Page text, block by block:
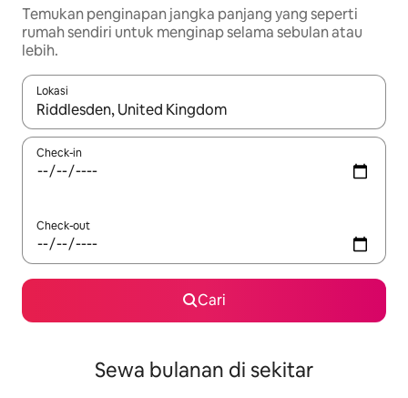
Temukan penginapan jangka panjang yang seperti
rumah sendiri untuk menginap selama sebulan atau
lebih.
Lokasi
Jika hasil yang dicari tersedia, telusuri dengan tombol panah
Check-in
Check-out
Cari
Sewa bulanan di sekitar